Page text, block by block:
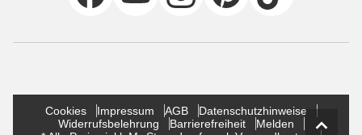
Cookies Impressum AGB
Datenschutzhinweise
Widerrufsbelehrung
Barrierefreiheit
Melden